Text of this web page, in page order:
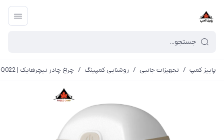
پاییز کمپ / تجهیزات جانبی / روشنایی کمپینگ / چراغ چادر نیچرهایک | CNH22DQ022